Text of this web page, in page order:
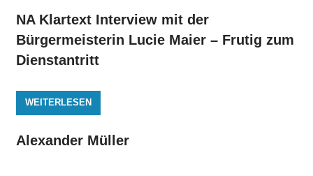
NA Klartext Interview mit der
Bürgermeisterin Lucie Maier – Frutig zum
Dienstantritt
WEITERLESEN
Alexander Müller